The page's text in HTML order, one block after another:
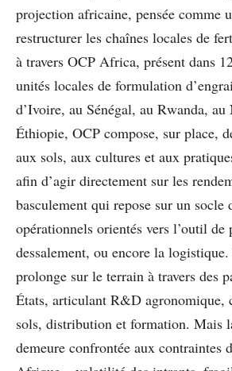
projection africaine, pensée comme
restructurer les chaînes locales de
à travers OCP Africa, présent dans
unités locales de formulation
d’Ivoire, au Sénégal, au Rwanda,
Éthiopie, OCP compose, sur place,
aux sols, aux cultures et aux
afin d’agir directement sur les
basculement qui repose sur un socle
opérationnels orientés vers l’outil
dessalement, ou encore la
prolonge sur le terrain à travers des
États, articulant R&D agronomique,
sols, distribution et formation. Mais
demeure confrontée aux contraintes